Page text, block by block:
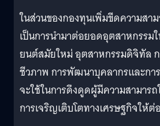
ในส่วนของกองทุนเพิ่มขีดความสา
เป็นการนำมาต่อยอดอุตสาหกรรม
ยนต์สมัยใหม่ อุตสาหกรรมดิจิทัล ก
ชีวภาพ การพัฒนาบุคลากรและกา
จะใช้ในการดึงดูดผู้มีความสามารถ
การเจริญเติบโตทางเศรษฐกิจให้ต่